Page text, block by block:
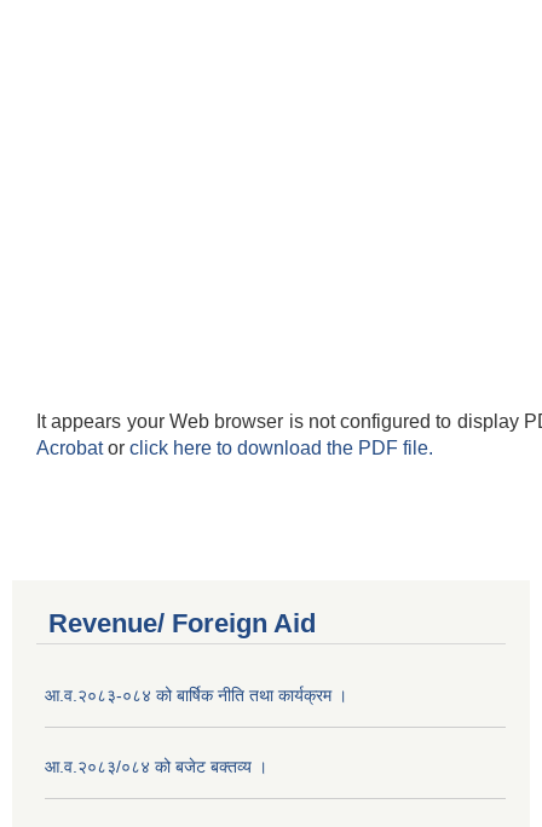
It appears your Web browser is not configured to display
Acrobator click here to download the PDF file.
Revenue/ Foreign Aid
आ.व.२०८३-०८४ को बार्षिक नीति तथा कार्यक्रम ।
आ.व.२०८३/०८४ को बजेट बक्तव्य ।